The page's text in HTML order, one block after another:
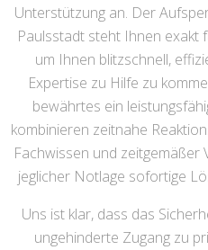
Unterstützung an. Der
Paulsstadt steht Ihnen exakt
um Ihnen blitzschnell,
Expertise zu Hilfe zu
bewährtes ein
kombinieren zeitnahe
Fachwissen und zeitgemäßer
jeglicher Notlage sofortige
Uns ist klar, dass das
ungehinderte Zugang zu